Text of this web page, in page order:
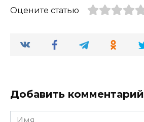
Оцените статью
Добавить комментарий
Имя